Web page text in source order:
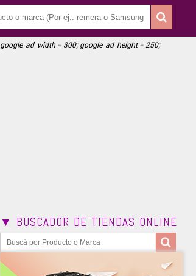
google_ad_width = 300; google_ad_height = 250;
▼ BUSCADOR DE TIENDAS ONLINE